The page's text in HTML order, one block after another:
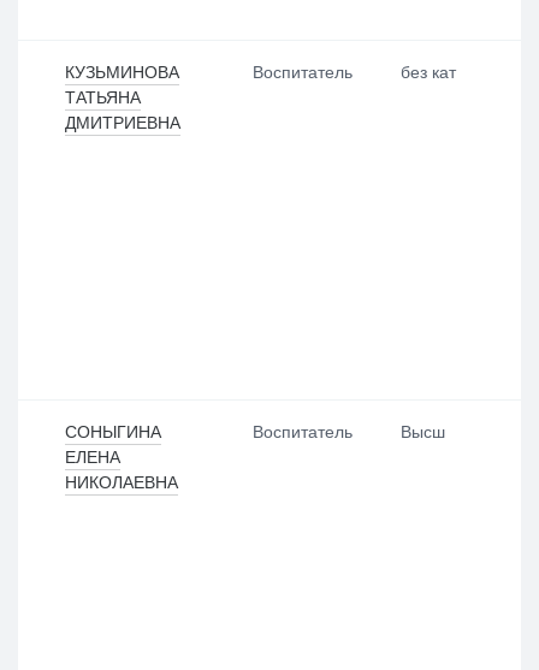
КУЗЬМИНОВА
ТАТЬЯНА
ДМИТРИЕВНА
Воспитатель без кат
СОНЫГИНА
ЕЛЕНА
НИКОЛАЕВНА
Воспитатель Высш